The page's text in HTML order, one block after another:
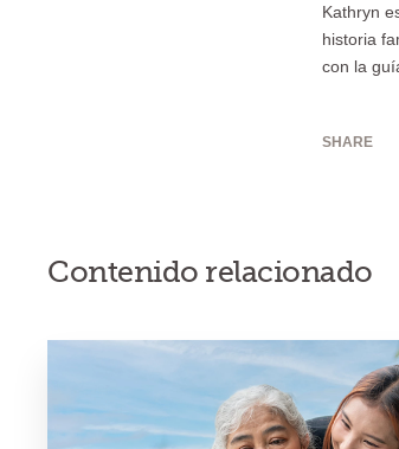
Kathryn
historia
con la
SHARE
Contenido relacionado